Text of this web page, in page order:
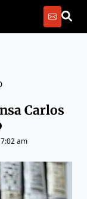
Carlos
am